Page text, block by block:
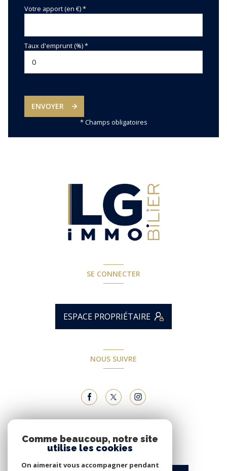
Votre apport (en €) *
Taux d'emprunt (%) *
ENVOYER
* Champs obligatoires
SE CONNECTER
ESPACE PROPRIÉTAIRE
NOUS SUIVRE
NOUS ADHÉRONS
Comme beaucoup, notre site
utilise les cookies
On aimerait vous accompagner pendant